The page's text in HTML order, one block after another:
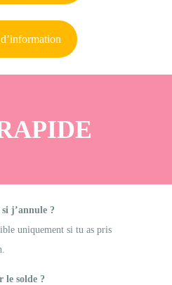
j’annule ?
uniquement si tu as pris
le solde ?